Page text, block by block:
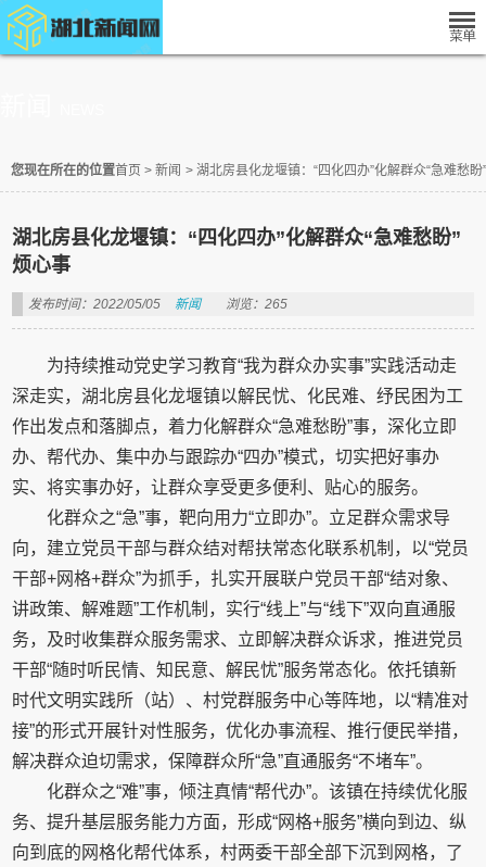
您现在所在的位置首页 > 新闻 > 湖北房县化龙堰镇：“四化四办”化解群众“急难愁盼
湖北房县化龙堰镇：“四化四办”化解群众“急难愁盼”
烦心事
发布时间：2022/05/05 新闻 浏览：265
为持续推动党史学习教育“我为群众办实事”实践活动走
深走实，湖北房县化龙堰镇以解民忧、化民难、纾民困为工
作出发点和落脚点，着力化解群众“急难愁盼”事，深化立即
办、帮代办、集中办与跟踪办“四办”模式，切实把好事办
实、将实事办好，让群众享受更多便利、贴心的服务。
化群众之“急”事，靶向用力“立即办”。立足群众需求导
向，建立党员干部与群众结对帮扶常态化联系机制，以“党员
干部+网格+群众”为抓手，扎实开展联户党员干部“结对象、
讲政策、解难题”工作机制，实行“线上”与“线下”双向直通服
务，及时收集群众服务需求、立即解决群众诉求，推进党员
干部“随时听民情、知民意、解民忧”服务常态化。依托镇新
时代文明实践所（站）、村党群服务中心等阵地，以“精准对
接”的形式开展针对性服务，优化办事流程、推行便民举措，
解决群众迫切需求，保障群众所“急”直通服务“不堵车”。
化群众之“难”事，倾注真情“帮代办”。该镇在持续优化服
务、提升基层服务能力方面，形成“网格+服务”横向到边、纵
向到底的网格化帮代体系，村两委干部全部下沉到网格，了